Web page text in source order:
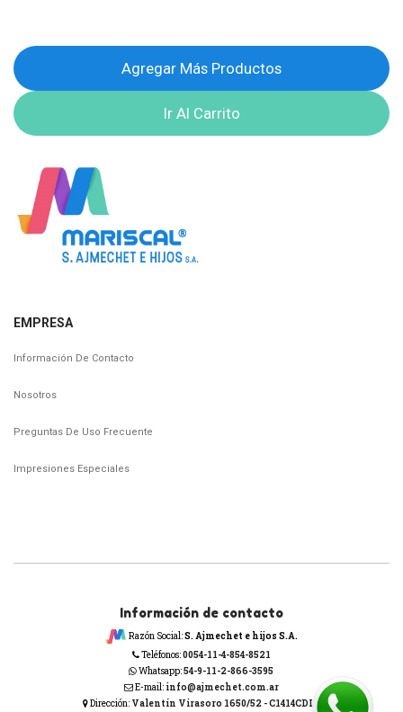
Agregar Más Productos
Ir Al Carrito
EMPRESA
Información De Contacto
Nosotros
Preguntas De Uso Frecuente
Impresiones Especiales
Información de contacto
Razón Social:S. Ajmechet e hijos S.A.
Teléfonos:0054-11-4-854-8521
Whatsapp:54-9-11-2-866-3595
E-mail: info@ajmechet.com.ar
Dirección: Valentín Virasoro 1650/52 - C1414CDL -